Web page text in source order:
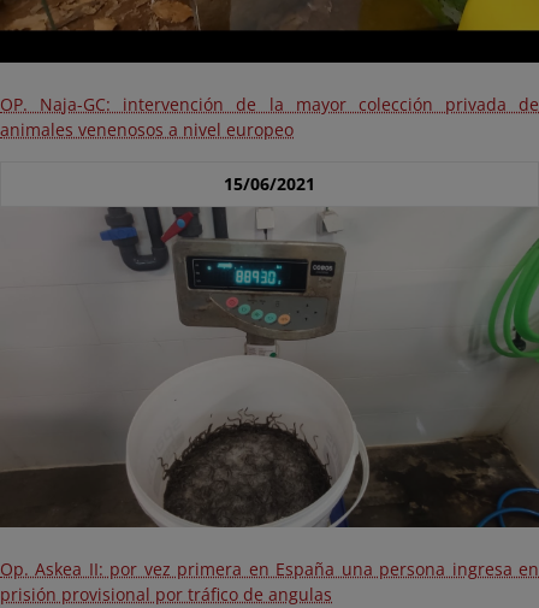
OP. Naja-GC: intervención de la mayor colección privada de
animales venenosos a nivel europeo
15/06/2021
Op. Askea II: por vez primera en España una persona ingresa en
prisión provisional por tráfico de angulas